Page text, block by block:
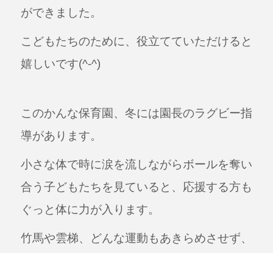
ができました。
こどもたちのために、役立てていただけると
嬉しいです(^-^)
このかんな保育園、冬には園長のラグビー指
導があります。
小さな体で時に涙を流しながらボールを奪い
合う子どもたちを見ていると、 応援する方も
ぐっと体に力が入ります。
竹馬や雲梯、どんな運動もあきらめさせず、